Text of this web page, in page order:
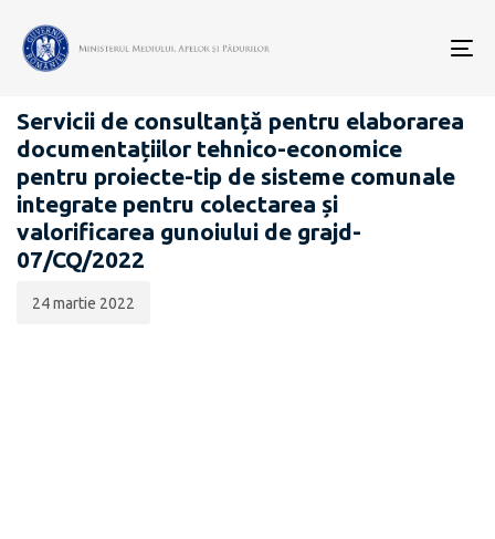
ANUNȚURI CONSULTĂRI PUBLICE
Servicii de consultanță pentru elaborarea
documentațiilor tehnico-economice
pentru proiecte-tip de sisteme comunale
integrate pentru colectarea și
valorificarea gunoiului de grajd-
07/CQ/2022
publicării:
24 martie 2022